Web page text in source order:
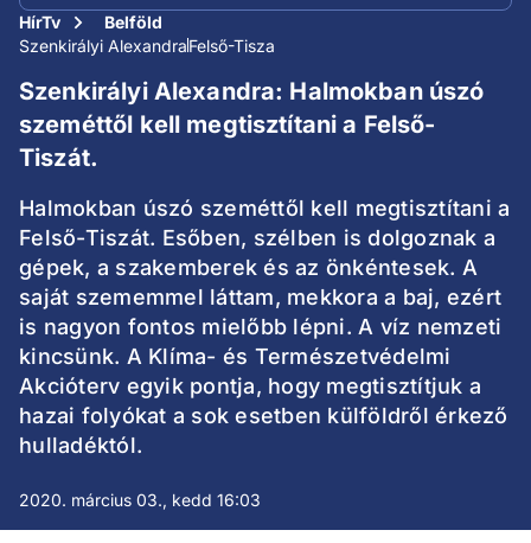
HírTv
Belföld
Szenkirályi AlexandraFelső-Tisza
Szenkirályi Alexandra: Halmokban úszó
szeméttől kell megtisztítani a Felső-
Tiszát.
Halmokban úszó szeméttől kell megtisztítani a
Felső-Tiszát. Esőben, szélben is dolgoznak a
gépek, a szakemberek és az önkéntesek. A
saját szememmel láttam, mekkora a baj, ezért
is nagyon fontos mielőbb lépni. A víz nemzeti
kincsünk. A Klíma- és Természetvédelmi
Akcióterv egyik pontja, hogy megtisztítjuk a
hazai folyókat a sok esetben külföldről érkező
hulladéktól.
2020. március 03., kedd 16:03